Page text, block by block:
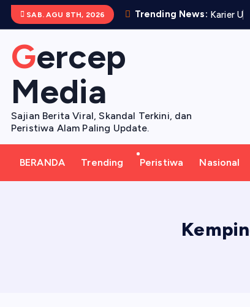
SAB. AGU 8TH, 2026 Trending News: Karier U
Gercep
Media
Sajian Berita Viral, Skandal Terkini, dan
Peristiwa Alam Paling Update.
BERANDA Trending Peristiwa Nasional